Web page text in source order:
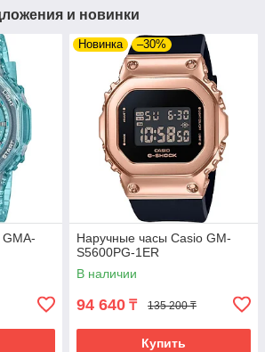
и новинки
Новинка –30%
Наручные часы Casio GM-
S5600PG-1ER
В наличии
94 640 ₸ 135 200 ₸
Купить